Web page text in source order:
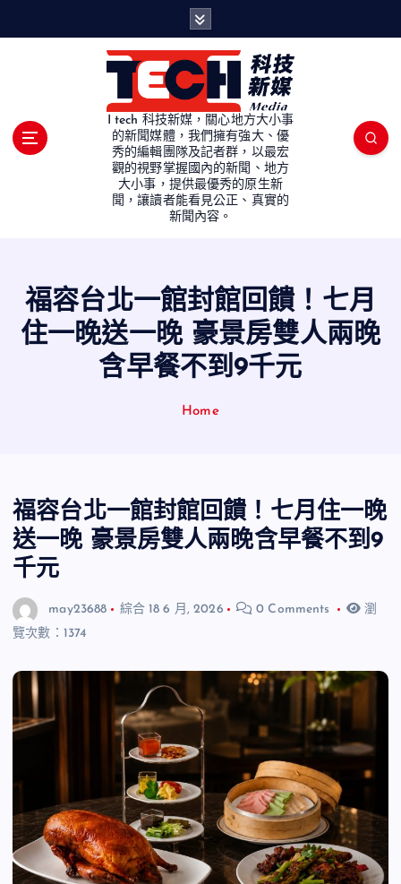
I tech 科技新媒，關心地方大小事
的新聞媒體，我們擁有強大、優
秀的編輯團隊及記者群，以最宏
觀的視野掌握國內的新聞、地方
大小事，提供最優秀的原生新
聞，讓讀者能看見公正、真實的
新聞內容。
福容台北一館封館回饋！七月
住一晚送一晚 豪景房雙人兩晚
含早餐不到9千元
Home
福容台北一館封館回饋！七月住一晚
送一晚 豪景房雙人兩晚含早餐不到9
千元
may23688 綜合 18 6 月, 2026 0 Comments
瀏
覽次數：1374